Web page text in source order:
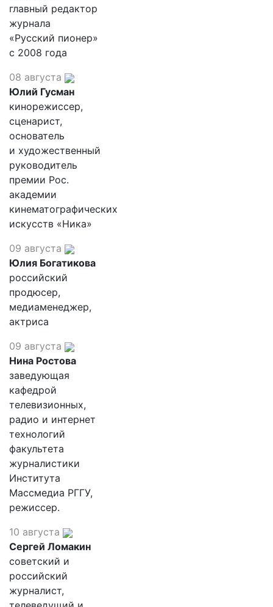
главный редактор
журнала
«Русский пионер»
с 2008 года
08 августа
Юлий Гусман
кинорежиссер,
сценарист,
основатель
и художественный
руководитель
премии Рос.
академии
кинематографических
искусств «Ника»
09 августа
Юлия Богатикова
российский
продюсер,
медиаменеджер,
актриса
09 августа
Нина Ростова
заведующая
кафедрой
телевизионных,
радио и интернет
технологий
факультета
журналистики
Института
Массмедиа РГГУ,
режиссер.
10 августа
Сергей Ломакин
советский и
российский
журналист,